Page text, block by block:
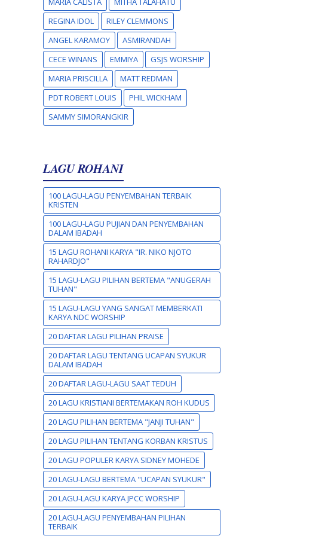
REGINA IDOL
RILEY CLEMMONS
ANGEL KARAMOY
ASMIRANDAH
CECE WINANS
EMMIYA
GSJS WORSHIP
MARIA PRISCILLA
MATT REDMAN
PDT ROBERT LOUIS
PHIL WICKHAM
SAMMY SIMORANGKIR
LAGU ROHANI
100 LAGU-LAGU PENYEMBAHAN TERBAIK
KRISTEN
100 LAGU-LAGU PUJIAN DAN PENYEMBAHAN
DALAM IBADAH
15 LAGU ROHANI KARYA "IR. NIKO NJOTO
RAHARDJO"
15 LAGU-LAGU PILIHAN BERTEMA "ANUGERAH
TUHAN"
15 LAGU-LAGU YANG SANGAT MEMBERKATI
KARYA NDC WORSHIP
20 DAFTAR LAGU PILIHAN PRAISE
20 DAFTAR LAGU TENTANG UCAPAN SYUKUR
DALAM IBADAH
20 DAFTAR LAGU-LAGU SAAT TEDUH
20 LAGU KRISTIANI BERTEMAKAN ROH KUDUS
20 LAGU PILIHAN BERTEMA "JANJI TUHAN"
20 LAGU PILIHAN TENTANG KORBAN KRISTUS
20 LAGU POPULER KARYA SIDNEY MOHEDE
20 LAGU-LAGU BERTEMA "UCAPAN SYUKUR"
20 LAGU-LAGU KARYA JPCC WORSHIP
20 LAGU-LAGU PENYEMBAHAN PILIHAN
TERBAIK